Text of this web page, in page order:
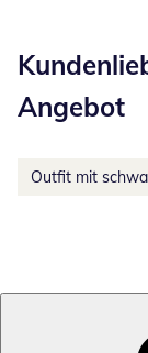
Angebot
Outfit mit